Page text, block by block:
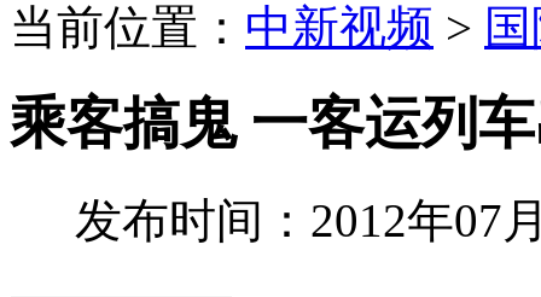
当前位置： 中新视频 >
乘客搞鬼 一客运列
发布时间：2012年07